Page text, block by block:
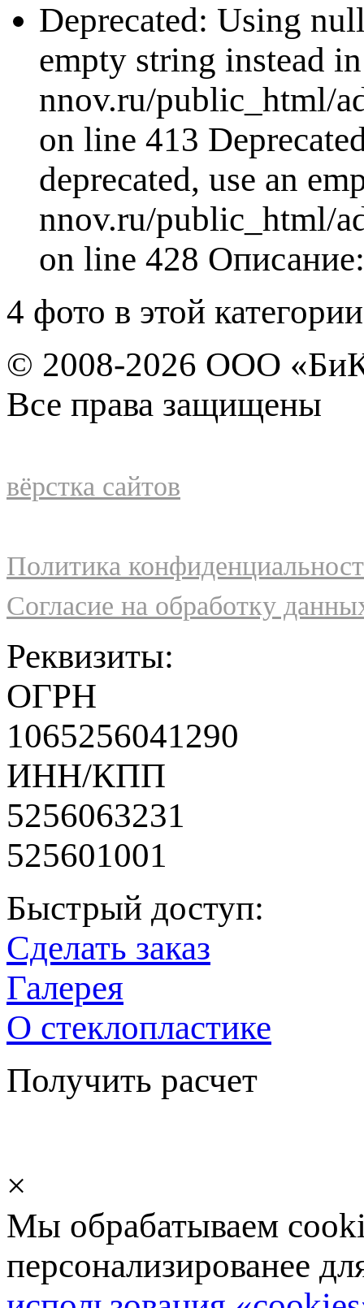
Deprecated: Using
empty string instead
nnov.ru/public_html/
on line 413
deprecated, use an
nnov.ru/public_html/
on line 428
4 фото в этой категории
© 2008-2026 ООО
Все права защищены
вёрстка сайтов
Политика
Согласие на обработку
Реквизиты:
ОГРН
1065256041290
ИНН/КПП
5256063231
525601001
Быстрый доступ:
Сделать заказ
Галерея
О стеклопластике
Получить расчет
×
Мы обрабатываем
персонализированее